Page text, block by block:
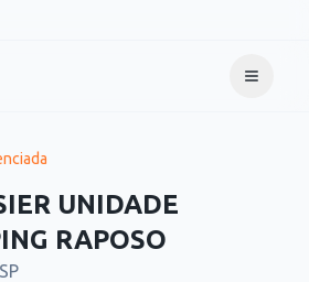
UNIDADE
RAPOSO